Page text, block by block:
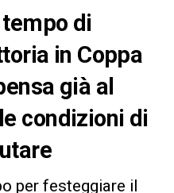
tempo di
in Coppa
già al
condizioni di
per festeggiare il